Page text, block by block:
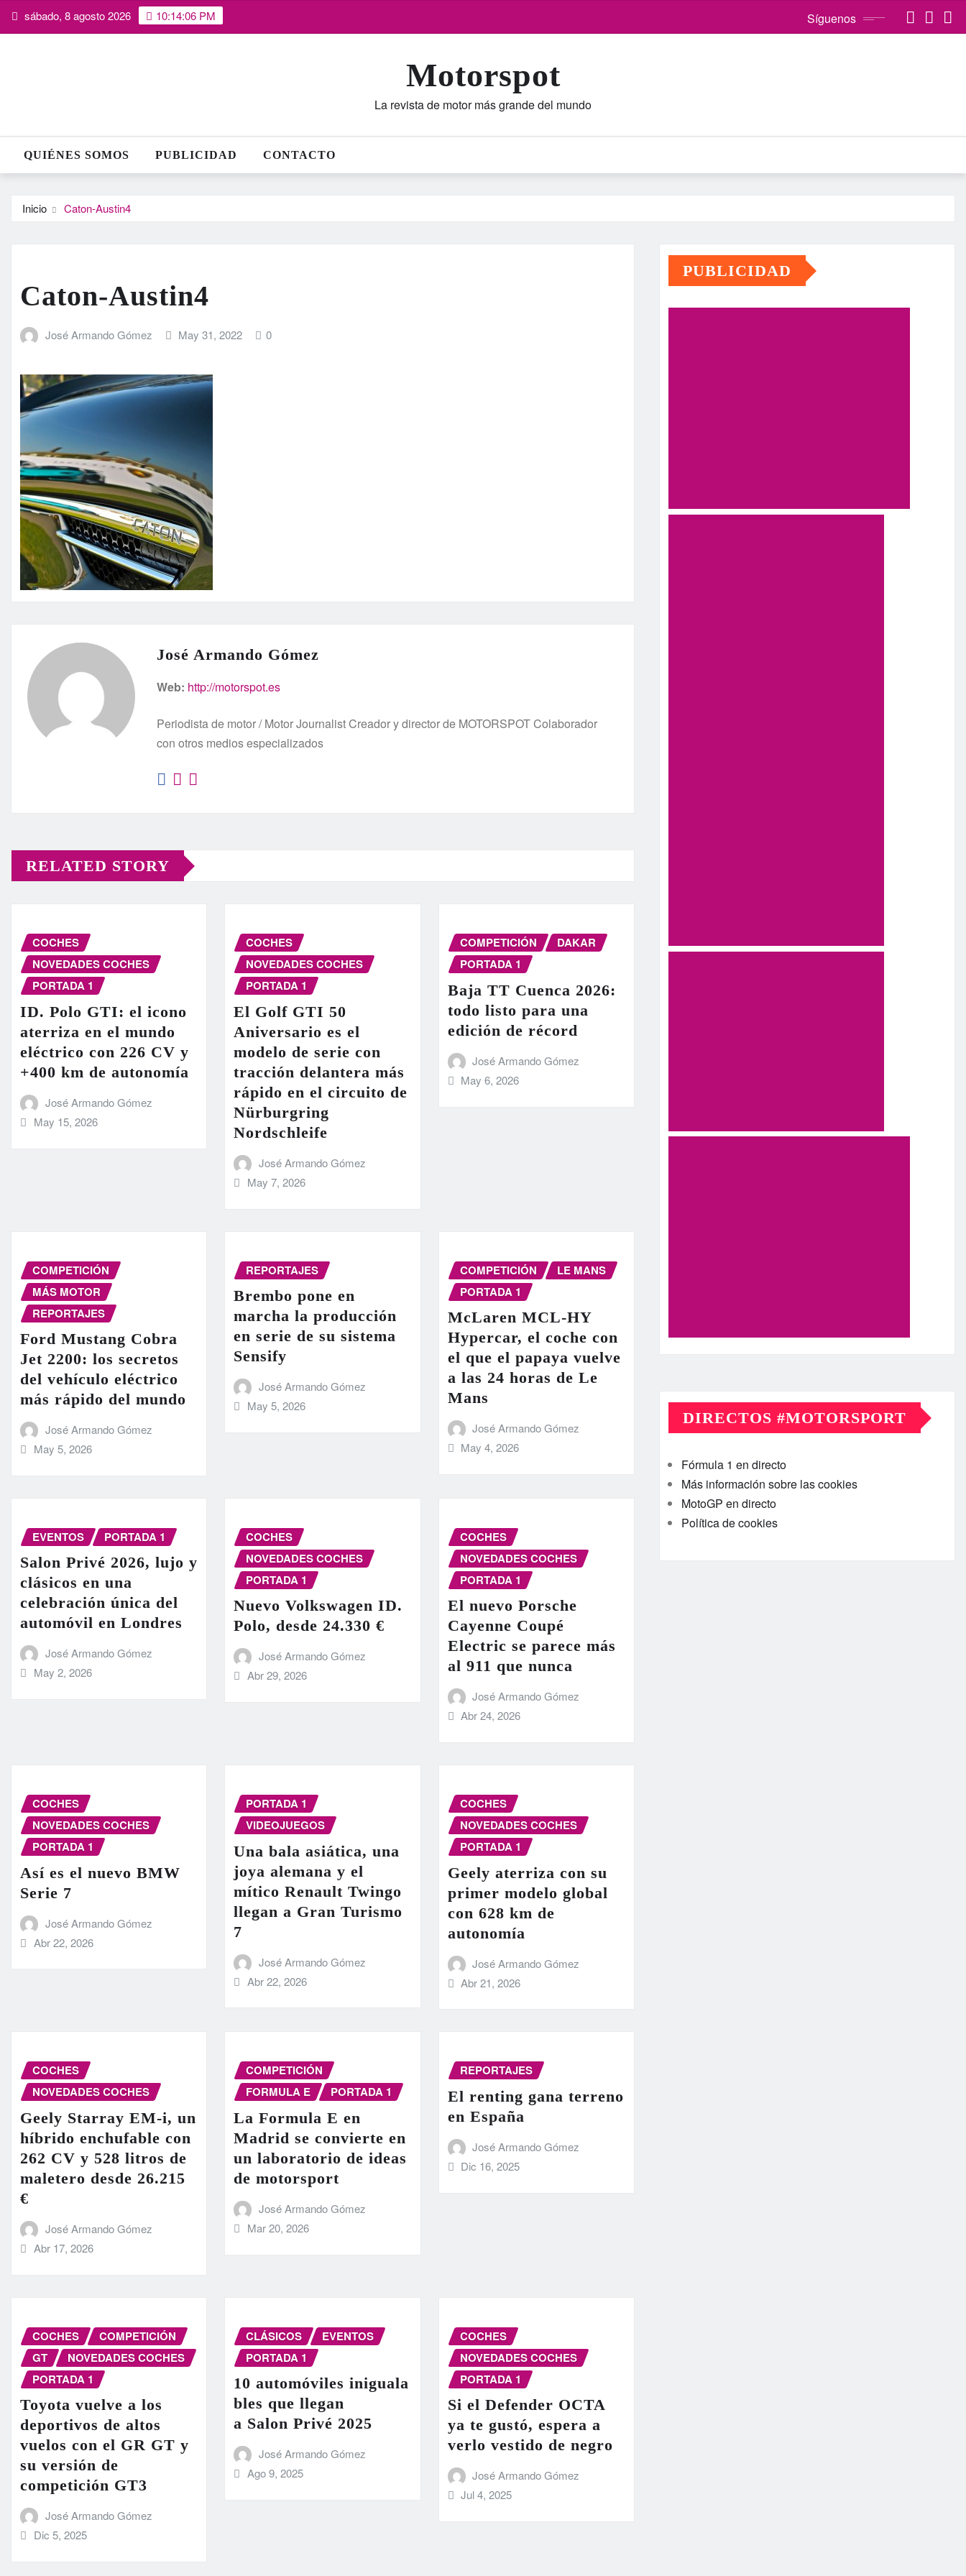
Saltar sábado, 8 agosto 2026 10:14:07 PM Síguenos
Motorspot
La revista de motor más grande del mundo
QUIÉNES SOMOS PUBLICIDAD CONTACTO
Inicio Caton-Austin4
Caton-Austin4
José Armando Gómez May 31, 2022 0
José Armando Gómez
Web: http://motorspot.es
Periodista de motor / Motor Journalist Creador y director de MOTORSPOT Colaborador
con otros medios especializados
RELATED STORY
COCHES
NOVEDADES COCHES
PORTADA 1
ID. Polo GTI: el icono
aterriza en el mundo
eléctrico con 226 CV y
+400 km de autonomía
José Armando Gómez
May 15, 2026
COCHES
NOVEDADES COCHES
PORTADA 1
El Golf GTI 50
Aniversario es el
modelo de serie con
tracción delantera más
rápido en el circuito de
Nürburgring
Nordschleife
José Armando Gómez
May 7, 2026
COMPETICIÓN
DAKAR
PORTADA 1
Baja TT Cuenca 2026:
todo listo para una
edición de récord
José Armando Gómez
May 6, 2026
COMPETICIÓN
MÁS MOTOR
REPORTAJES
Ford Mustang Cobra
Jet 2200: los secretos
del vehículo eléctrico
más rápido del mundo
José Armando Gómez
May 5, 2026
REPORTAJES
Brembo pone en
marcha la producción
en serie de su sistema
Sensify
José Armando Gómez
May 5, 2026
COMPETICIÓN
LE MANS
PORTADA 1
McLaren MCL-HY
Hypercar, el coche con
el que el papaya vuelve
a las 24 horas de Le
Mans
José Armando Gómez
May 4, 2026
EVENTOS PORTADA 1
Salon Privé 2026, lujo y
clásicos en una
celebración única del
automóvil en Londres
José Armando Gómez
May 2, 2026
COCHES
NOVEDADES COCHES
PORTADA 1
Nuevo Volkswagen ID.
Polo, desde 24.330 €
José Armando Gómez
Abr 29, 2026
COCHES
NOVEDADES COCHES
PORTADA 1
El nuevo Porsche
Cayenne Coupé
Electric se parece más
al 911 que nunca
José Armando Gómez
Abr 24, 2026
COCHES
NOVEDADES COCHES
PORTADA 1
Así es el nuevo BMW
Serie 7
José Armando Gómez
Abr 22, 2026
PORTADA 1
VIDEOJUEGOS
Una bala asiática, una
joya alemana y el
mítico Renault Twingo
llegan a Gran Turismo
7
José Armando Gómez
Abr 22, 2026
COCHES
NOVEDADES COCHES
PORTADA 1
Geely aterriza con su
primer modelo global
con 628 km de
autonomía
José Armando Gómez
Abr 21, 2026
COCHES
NOVEDADES COCHES
Geely Starray EM-i, un
híbrido enchufable con
262 CV y 528 litros de
maletero desde 26.215
€
José Armando Gómez
Abr 17, 2026
COMPETICIÓN
FORMULA E
PORTADA 1
La Formula E en
Madrid se convierte en
un laboratorio de ideas
de motorsport
José Armando Gómez
Mar 20, 2026
REPORTAJES
El renting gana terreno
en España
José Armando Gómez
Dic 16, 2025
COCHES
COMPETICIÓN
GT
NOVEDADES COCHES
PORTADA 1
Toyota vuelve a los
deportivos de altos
vuelos con el GR GT y
su versión de
competición GT3
José Armando Gómez
Dic 5, 2025
CLÁSICOS
EVENTOS
PORTADA 1
10 automóviles iniguala
bles que llegan
a Salon Privé 2025
José Armando Gómez
Ago 9, 2025
COCHES
NOVEDADES COCHES
PORTADA 1
Si el Defender OCTA
ya te gustó, espera a
verlo vestido de negro
José Armando Gómez
Jul 4, 2025
PUBLICIDAD
DIRECTOS #MOTORSPORT
Fórmula 1 en directo
Más información sobre las cookies
MotoGP en directo
Política de cookies